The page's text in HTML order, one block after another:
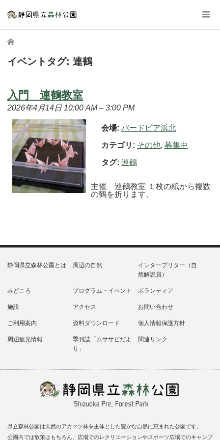
ホーム
イベントタグ: 連鶴
入門 連鶴教室
2026年4月14日 10:00 AM– 3:00 PM
会場: バードピア浜北
カテゴリ: その他, 募集中
タグ: 連鶴
主催 連鶴教室 １枚の紙から複数
の鶴を折ります。
静岡県立森林公園とは 周辺の自然
インタープリター（自
然解説員）
みどころ プログラム・イベント ボランティア
施設 アクセス お問い合わせ
ご利用案内 資料ダウンロード 個人情報保護方針
周辺観光情報
季刊誌「ムササビだよ
り」
関連リンク
県立森林公園は天然のアカマツ林を主体とした豊かな自然に恵まれた公園です。
公園内では散策はもちろん、広場でのレクリエーションやスポーツ広場でのキャンプ